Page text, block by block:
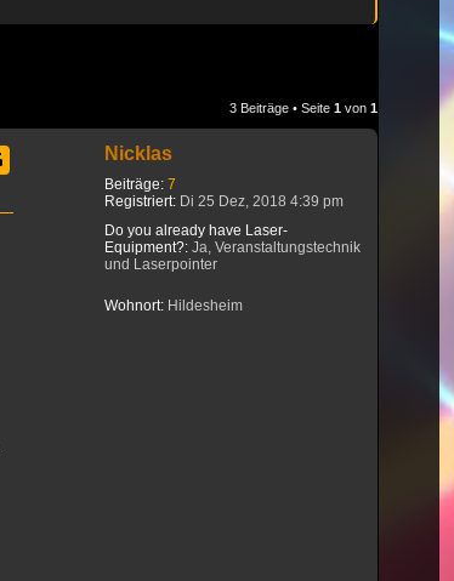
3 Beiträge • Seite 1 von 1
Nicklas
Beiträge: 7
Registriert: Di 25 Dez, 2018 4:39 pm
Do you already have Laser-
Equipment?: Ja, Veranstaltungstechnik
und Laserpointer
Wohnort: Hildesheim